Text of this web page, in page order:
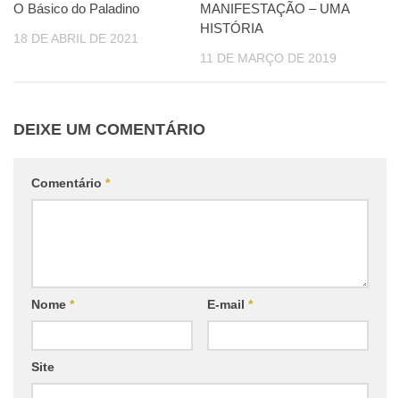
O Básico do Paladino
18 DE ABRIL DE 2021
MANIFESTAÇÃO – UMA
HISTÓRIA
11 DE MARÇO DE 2019
DEIXE UM COMENTÁRIO
Comentário *
Nome * E-mail *
Site